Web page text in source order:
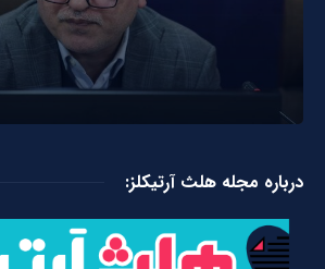
درباره مجله هلث آرتیکلز: